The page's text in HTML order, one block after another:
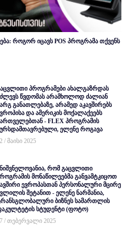
როგორ იცავს POS პროგრამა თქვენს
პროგრამები ახალგაზრდას
წვდომას არამხოლოდ ძალიან
განათლებაზე, არამედ აკავშირებს
და ამერიკის მოქალაქეებს
- FLEX პროგრამის
ელენე როგავა
/ მაისი 2025
რომ გაცვლითი
მონაწილეებმა განვამტკიცოთ
ევროპასთან პერსონალური მცირე
შეტანით - ელენე ნარმანია,
ბიზნეს სამართლის
სტუდენტი (ფოტო)
/ თებერვალი 2025